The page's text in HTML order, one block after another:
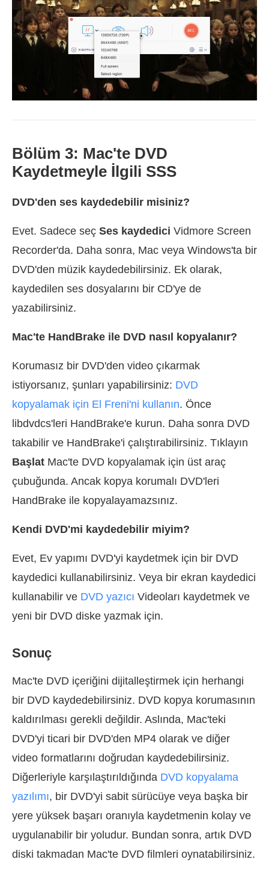
Bölüm 3: Mac'te DVD
Kaydetmeyle İlgili SSS
DVD'den ses kaydedebilir misiniz?
Evet. Sadece seç Ses kaydedici Vidmore Screen
Recorder'da. Daha sonra, Mac veya Windows'ta bir
DVD'den müzik kaydedebilirsiniz. Ek olarak,
kaydedilen ses dosyalarını bir CD'ye de
yazabilirsiniz.
Mac'te HandBrake ile DVD nasıl kopyalanır?
Korumasız bir DVD'den video çıkarmak
istiyorsanız, şunları yapabilirsiniz: DVD
kopyalamak için El Freni'ni kullanın. Önce
libdvdcs'leri HandBrake'e kurun. Daha sonra DVD
takabilir ve HandBrake'i çalıştırabilirsiniz. Tıklayın
Başlat Mac'te DVD kopyalamak için üst araç
çubuğunda. Ancak kopya korumalı DVD'leri
HandBrake ile kopyalayamazsınız.
Kendi DVD'mi kaydedebilir miyim?
Evet, Ev yapımı DVD'yi kaydetmek için bir DVD
kaydedici kullanabilirsiniz. Veya bir ekran kaydedici
kullanabilir ve DVD yazıcı Videoları kaydetmek ve
yeni bir DVD diske yazmak için.
Sonuç
Mac'te DVD içeriğini dijitalleştirmek için herhangi
bir DVD kaydedebilirsiniz. DVD kopya korumasının
kaldırılması gerekli değildir. Aslında, Mac'teki
DVD'yi ticari bir DVD'den MP4 olarak ve diğer
video formatlarını doğrudan kaydedebilirsiniz.
Diğerleriyle karşılaştırıldığında DVD kopyalama
yazılımı, bir DVD'yi sabit sürücüye veya başka bir
yere yüksek başarı oranıyla kaydetmenin kolay ve
uygulanabilir bir yoludur. Bundan sonra, artık DVD
diski takmadan Mac'te DVD filmleri oynatabilirsiniz.